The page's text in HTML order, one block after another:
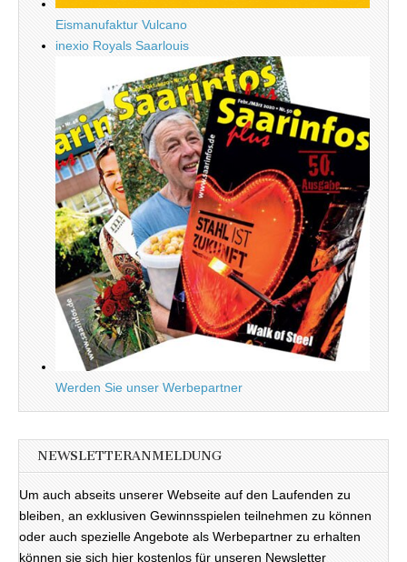
Eismanufaktur Vulcano
inexio Royals Saarlouis
Werden Sie unser Werbepartner
NEWSLETTERANMELDUNG
Um auch abseits unserer Webseite auf den Laufenden zu
bleiben, an exklusiven Gewinnsspielen teilnehmen zu können
oder auch spezielle Angebote als Werbepartner zu erhalten
können sie sich hier kostenlos für unseren Newsletter